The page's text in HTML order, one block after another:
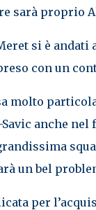
sarà proprio
si è
con un
molto
anche nel
un bel
per